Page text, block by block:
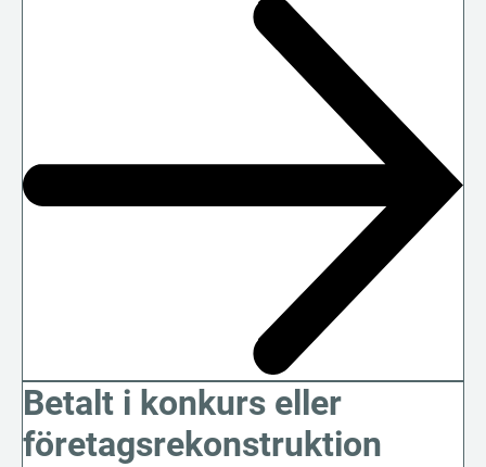
Betalt i konkurs eller
företagsrekonstruktion